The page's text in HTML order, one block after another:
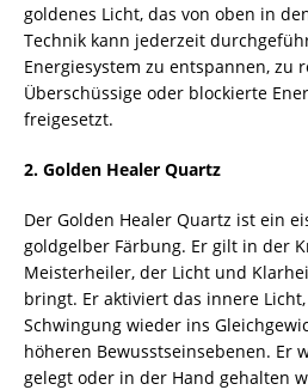
goldenes Licht, das von oben in
Technik kann jederzeit
Energiesystem zu entspannen, zu
Überschüssige oder blockierte
freigesetzt.
2. Golden Healer Quartz
Der Golden Healer Quartz ist ein
goldgelber Färbung. Er gilt in der
Meisterheiler, der Licht und
bringt. Er aktiviert das innere
Schwingung wieder ins
höheren Bewusstseinsebenen. Er
gelegt oder in der Hand gehalten